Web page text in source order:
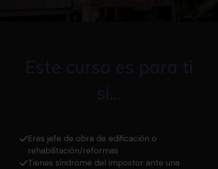
Eres jefe de obra de edificación o
rehabilitación/reformas
Tienes síndrome del impostor ante una